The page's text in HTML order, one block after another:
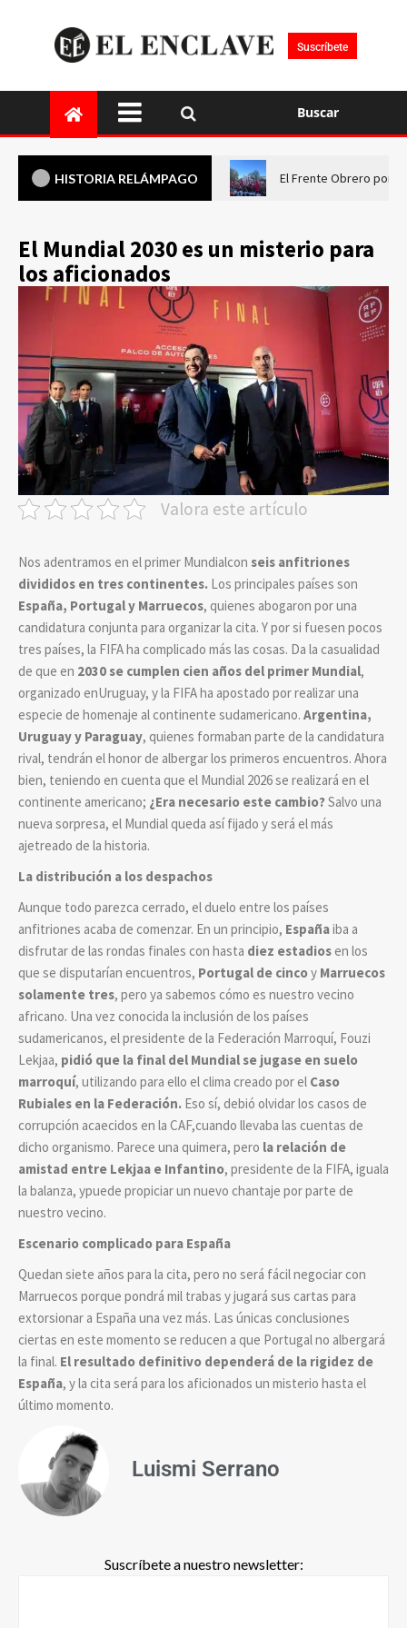
Suscríbete
Buscar
HISTORIA RELÁMPAGO El Frente Obrero pone
El Mundial 2030 es un misterio para
los aficionados
Valora este artículo
Nos adentramos en el primer Mundialcon seis anfitriones
divididos en tres continentes. Los principales países son
España, Portugal y Marruecos, quienes abogaron por una
candidatura conjunta para organizar la cita. Y por si fuesen pocos
tres países, la FIFA ha complicado más las cosas. Da la casualidad
de que en 2030 se cumplen cien años del primer Mundial,
organizado enUruguay, y la FIFA ha apostado por realizar una
especie de homenaje al continente sudamericano. Argentina,
Uruguay y Paraguay, quienes formaban parte de la candidatura
rival, tendrán el honor de albergar los primeros encuentros. Ahora
bien, teniendo en cuenta que el Mundial 2026 se realizará en el
continente americano; ¿Era necesario este cambio?Salvo una
nueva sorpresa, el Mundial queda así fijado y será el más
ajetreado de la historia.
La distribución a los despachos
Aunque todo parezca cerrado, el duelo entre los países
anfitriones acaba de comenzar. En un principio, Españaiba a
disfrutar de las rondas finales con hasta diez estadiosen los
que se disputarían encuentros, Portugal de cincoy Marruecos
solamente tres, pero ya sabemos cómo es nuestro vecino
africano. Una vez conocida la inclusión de los países
sudamericanos, el presidente de la Federación Marroquí, Fouzi
Lekjaa, pidió que la final del Mundial se jugase en suelo
marroquí, utilizando para ello el clima creado por el Caso
Rubiales en la Federación. Eso sí, debió olvidar los casos de
corrupción acaecidos en la CAF,cuando llevaba las cuentas de
dicho organismo. Parece una quimera, pero la relación de
amistad entre Lekjaa e Infantino, presidente de la FIFA, iguala
la balanza, ypuede propiciar un nuevo chantaje por parte de
nuestro vecino.
Escenario complicado para España
Quedan siete años para la cita, pero no será fácil negociar con
Marruecos porque pondrá mil trabas y jugará sus cartas para
extorsionar a España una vez más. Las únicas conclusiones
ciertas en este momento se reducen a que Portugal no albergará
la final. El resultado definitivo dependerá de la rigidez de
España, y la cita será para los aficionados un misterio hasta el
último momento.
Luismi Serrano
Suscríbete a nuestro newsletter: